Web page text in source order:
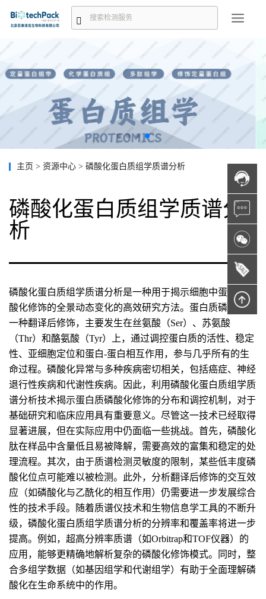
主页 > 资源中心 > 磷酸化蛋白质组学质谱分析
磷酸化蛋白质组学质谱分
析
磷酸化蛋白质组学质谱分析是一种用于揭示细胞中蛋白质磷
酸化修饰的全景动态变化的高效研究方法。蛋白质磷酸化是
一种翻译后修饰，主要发生在丝氨酸（Ser）、苏氨酸
（Thr）和酪氨酸（Tyr）上，通过调控蛋白质的活性、稳定
性、亚细胞定位和蛋白-蛋白相互作用，参与几乎所有的生
命过程。磷酸化异常与多种疾病密切相关，包括癌症、神经
退行性疾病和代谢性疾病。因此，利用磷酸化蛋白质组学质
谱分析技术揭示蛋白质磷酸化修饰的分布和调控机制，对于
基础研究和临床应用具有重要意义。尽管这一技术已经取得
显著进展，但在实际应用中仍面临一些挑战。首先，磷酸化
肽在样品中含量低且易被降解，需要高效的富集和稳定的处
理流程。其次，由于质谱检测灵敏度的限制，某些低丰度磷
酸化位点可能难以被检测。此外，分析翻译后修饰的交互效
应（如磷酸化与乙酰化的相互作用）仍需要进一步发展综合
性的技术手段。随着质谱仪技术和生物信息学工具的不断升
级，磷酸化蛋白质组学质谱分析的分辨率和覆盖率将进一步
提高。例如，超高分辨率质谱（如Orbitrap和TOF仪器）的
应用，能够更精确地解析复杂的磷酸化修饰模式。同时，整
合多组学数据（如基因组学和代谢组学）有助于全面理解磷
酸化在生命系统中的作用。